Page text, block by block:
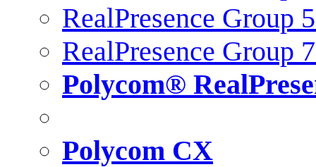
RealPresence Group
RealPresence Group
Polycom®
Polycom CX